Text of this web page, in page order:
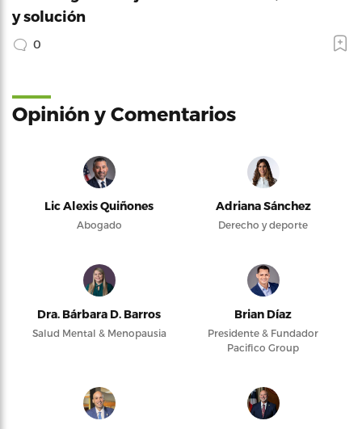
y solución
0
Opinión y Comentarios
Lic Alexis Quiñones
Abogado
Adriana Sánchez
Derecho y deporte
Dra. Bárbara D. Barros
Salud Mental & Menopausia
Brian Díaz
Presidente & Fundador
Pacifico Group